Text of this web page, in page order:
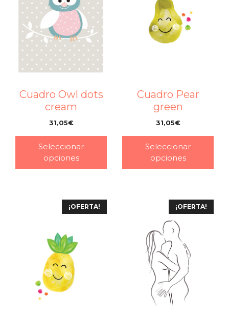
Cuadro Owl dots
cream
31,05€
Seleccionar
opciones
Cuadro Pear
green
31,05€
Seleccionar
opciones
¡OFERTA! ¡OFERTA!